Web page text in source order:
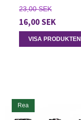
23,00 SEK
16,00 SEK
VISA PRODUKTEN
Rea